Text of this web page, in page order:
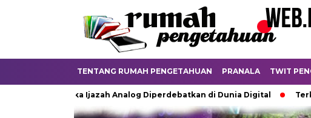
TENTANG RUMAH PENGETAHUAN PRANALA TWIT
Ketika Ijazah Analog Diperdebatkan di Dunia Digital Terkubur